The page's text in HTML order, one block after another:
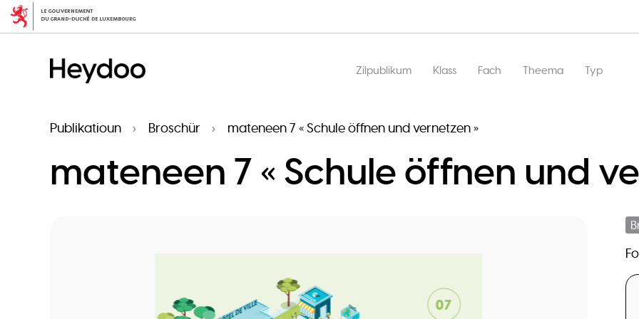
Main
Zilpublikum Klass Fach Theema Typ
Publikatioun Broschür mateneen 7 « Schule öffnen und vernetzen »
mateneen 7 « Schule öffnen und